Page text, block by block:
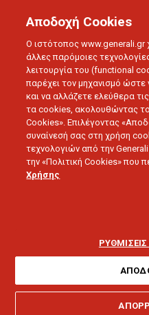
ΔΕΛΤΙΑ ΤΥΠΟΥ
Αθήνα &
Αποδοχή Cookies
Ο ιστότοπος www.generali.gr
άλλες παρόμοιες
λειτουργία του (functional
παρέχει τον μηχανισμό ώστε
και να αλλάζετε ελεύθερα
τα cookies, ακολουθώντας
Cookies». Επιλέγοντας
συναίνεσή σας στη χρήση
τεχνολογιών από την
την «Πολιτική Cookies» που
Χρήσης
ΡΥΘΜΙΣΕΙΣ